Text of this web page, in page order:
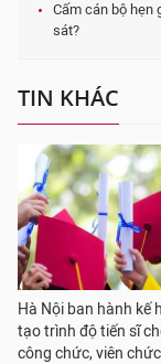
Cấm cán bộ hẹn
sát?
TIN KHÁC
Hà Nội ban hành kế
tạo trình độ tiến sĩ
công chức, viên